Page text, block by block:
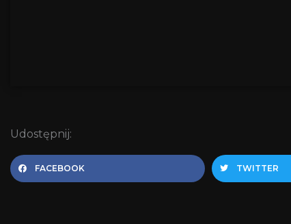
Udostępnij:
FACEBOOK TWITTER